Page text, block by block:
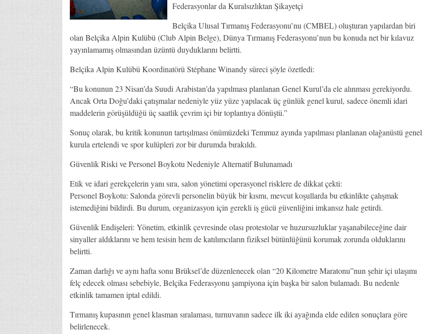
Federasyonlar da Kuralsızlıktan Şikayetçi
Belçika Ulusal Tırmanış Federasyonu’nu (CMBEL) oluşturan yapılardan biri
olan Belçika Alpin Kulübü (Club Alpin Belge), Dünya Tırmanış Federasyonu’nun bu konuda net bir kılavuz
yayınlamamış olmasından üzüntü duyduklarını belirtti.
Belçika Alpin Kulübü Koordinatörü Stéphane Winandy süreci şöyle özetledi:
“Bu konunun 23 Nisan’da Suudi Arabistan’da yapılması planlanan Genel Kurul’da ele alınması gerekiyordu.
Ancak Orta Doğu’daki çatışmalar nedeniyle yüz yüze yapılacak üç günlük genel kurul, sadece önemli idari
maddelerin görüşüldüğü üç saatlik çevrim içi bir toplantıya dönüştü.”
Sonuç olarak, bu kritik konunun tartışılması önümüzdeki Temmuz ayında yapılması planlanan olağanüstü genel
kurula ertelendi ve spor kulüpleri zor bir durumda bırakıldı.
Güvenlik Riski ve Personel Boykotu Nedeniyle Alternatif Bulunamadı
Etik ve idari gerekçelerin yanı sıra, salon yönetimi operasyonel risklere de dikkat çekti:
Personel Boykotu: Salonda görevli personelin büyük bir kısmı, mevcut koşullarda bu etkinlikte çalışmak
istemediğini bildirdi. Bu durum, organizasyon için gerekli iş gücü güvenliğini imkansız hale getirdi.
Güvenlik Endişeleri: Yönetim, etkinlik çevresinde olası protestolar ve huzursuzluklar yaşanabileceğine dair
sinyaller aldıklarını ve hem tesisin hem de katılımcıların fiziksel bütünlüğünü korumak zorunda olduklarını
belirtti.
Zaman darlığı ve aynı hafta sonu Brüksel’de düzenlenecek olan “20 Kilometre Maratonu”nun şehir içi ulaşımı
felç edecek olması sebebiyle, Belçika Federasyonu şampiyona için başka bir salon bulamadı. Bu nedenle
etkinlik tamamen iptal edildi.
Tırmanış kupasının genel klasman sıralaması, turnuvanın sadece ilk iki ayağında elde edilen sonuçlara göre
belirlenecek.